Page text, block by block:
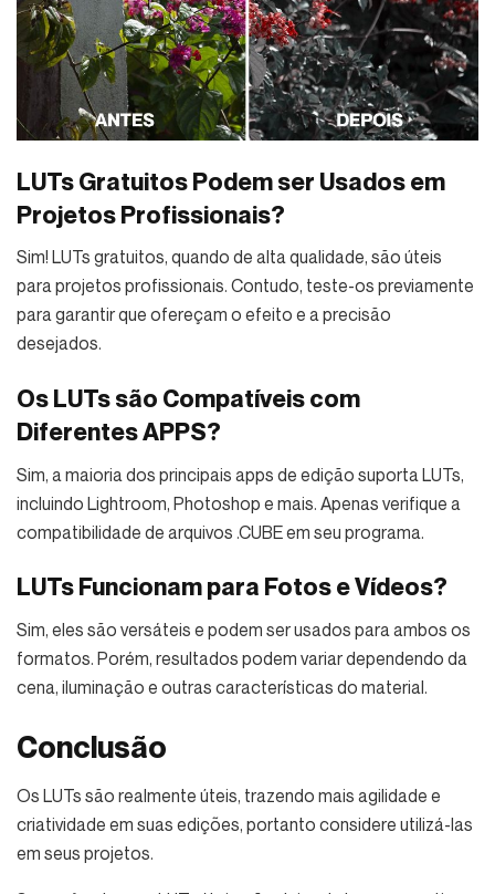
LUTs Gratuitos Podem ser Usados em
Projetos Profissionais?
Sim! LUTs gratuitos, quando de alta qualidade, são úteis
para projetos profissionais. Contudo, teste-os previamente
para garantir que ofereçam o efeito e a precisão
desejados.
Os LUTs são Compatíveis com
Diferentes APPS?
Sim, a maioria dos principais apps de edição suporta LUTs,
incluindo Lightroom, Photoshop e mais. Apenas verifique a
compatibilidade de arquivos .CUBE em seu programa.
LUTs Funcionam para Fotos e Vídeos?
Sim, eles são versáteis e podem ser usados para ambos os
formatos. Porém, resultados podem variar dependendo da
cena, iluminação e outras características do material.
Conclusão
Os LUTs são realmente úteis, trazendo mais agilidade e
criatividade em suas edições, portanto considere utilizá-las
em seus projetos.